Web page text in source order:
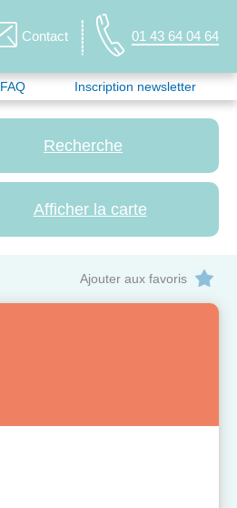
Contact 01 43 64 04 64
FAQ Inscription newsletter
Afficher la carte
Ajouter aux favoris